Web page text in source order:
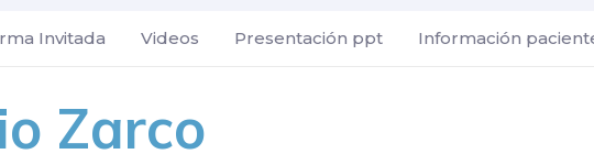
Invitada Videos Presentación ppt Información
Zarco